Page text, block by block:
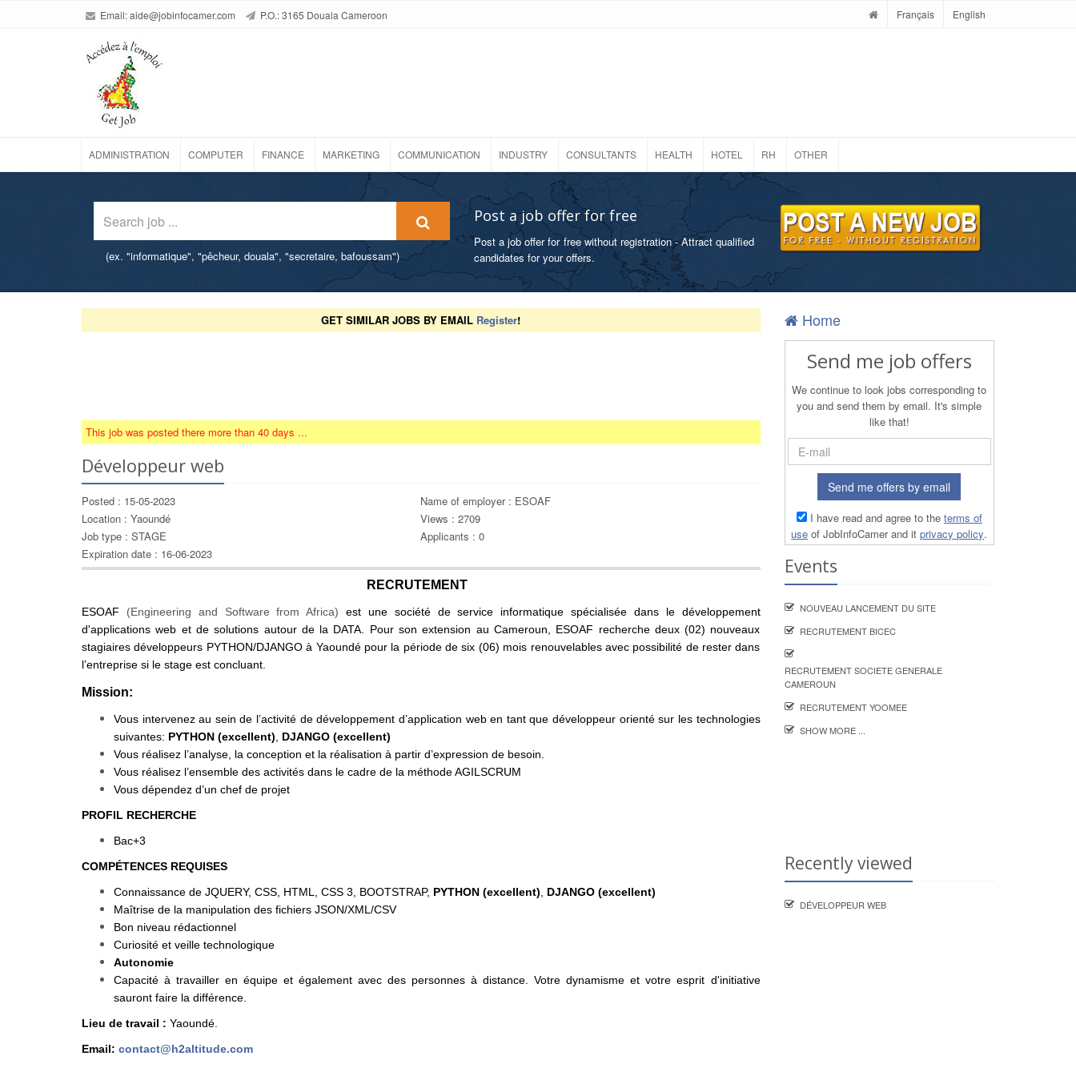
Email:aide@jobinfocamer.com P.O.: 3165 Douala Cameroon Français English
ADMINISTRATION COMPUTER FINANCE MARKETING COMMUNICATION INDUSTRY CONSULTANTS HEALTH HOTEL RH OTHER
(ex. "informatique", "pêcheur, douala", "secretaire, bafoussam")
Post a job offer for free
Post a job offer for free without registration - Attract qualified
candidates for your offers.
GET SIMILAR JOBS BY EMAIL Register!
This job was posted there more than 40 days ...
Développeur web
Posted : 15-05-2023
Name of employer : ESOAF
Location : Yaoundé
Views : 2709
Job type : STAGE
Applicants : 0
Expiration date : 16-06-2023
RECRUTEMENT
ESOAF (Engineering and Software from Africa) est une société de service informatique spécialisée dans le développement
d'applications web et de solutions autour de la DATA. Pour son extension au Cameroun, ESOAF recherche deux (02) nouveaux
stagiaires développeurs PYTHON/DJANGO à Yaoundé pour la période de six (06) mois renouvelables avec possibilité de rester dans
l’entreprise si le stage est concluant.
Mission:
Vous intervenez au sein de l’activité de développement d’application web en tant que développeur orienté sur les technologies
suivantes: PYTHON (excellent)
DJANGO (excellent)
Vous réalisez l’analyse, la conception et la réalisation à partir d’expression de besoin.
Vous réalisez l’ensemble des activités dans le cadre de la méthode AGILSCRUM
Vous dépendez d’un chef de projet
PROFIL RECHERCHE
Bac+3
COMPÉTENCES REQUISES
Connaissance de JQUERY, CSS, HTML, CSS 3, BOOTSTRAP, PYTHON (excellent)
DJANGO (excellent)
Maîtrise de la manipulation des fichiers JSON/XML/CSV
Bon niveau rédactionnel
Curiosité et veille technologique
Autonomie
Capacité à travailler en équipe et également avec des personnes à distance. Votre dynamisme et votre esprit d'initiative
sauront faire la différence.
Lieu de travail : Yaoundé.
Email: contact@h2altitude.com
Home
Send me job offers
We continue to look jobs corresponding to
you and send them by email. It's simple
like that!
Send me offers by email
I have read and agree to the terms of
use of JobInfoCamer and itprivacy policy.
Events
NOUVEAU LANCEMENT DU SITE
RECRUTEMENT BICEC
RECRUTEMENT SOCIETE GENERALE
CAMEROUN
RECRUTEMENT YOOMEE
SHOW MORE ...
Recently viewed
DÉVELOPPEUR WEB